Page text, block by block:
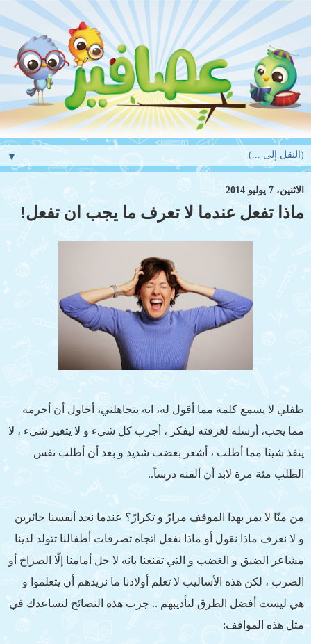
▼
الاثنين، 7 يوليو 2014
ماذا تفعل عندما لا تعرف ما يجب ان تفعل!
طفلي لا يسمع كلمة مما أقول له، انه يتجاهلني، أحاول أن أحرمه
مما يحب، أرسله لغرفته ليفكر ، أجرب كل شيء و لا يتغير شيء ، لا
ينفذ شيئا مما أطلب ، أشعر بغضب شديد و بعد أن أطلب نفس
الطلب مئة مرة لابد أن ألقنه درساً..
من منّا لا يمر بهذا الموقف مرارً و تكرارً؟ عندما نجد أنفسنا حائرين
و لا نعرف ماذا نقول أو ماذا نفعل اتجاه تصرفات أطفالنا تتولد لدينا
مشاعر الضيق و الغضب و التي تقنعنا بانه لا حل أمامنا إلّا الصراخ أو
الضرب ، لكن هذه الأساليب لا تعلم أولادنا ما نريدهم أن يتعلموا و
هي ليست أفضل الطرق لتأديبهم .. جرب هذه النصائح لتساعدك في
مثل هذه المواقف: